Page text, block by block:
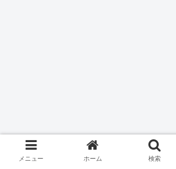
メニュー ホーム 検索